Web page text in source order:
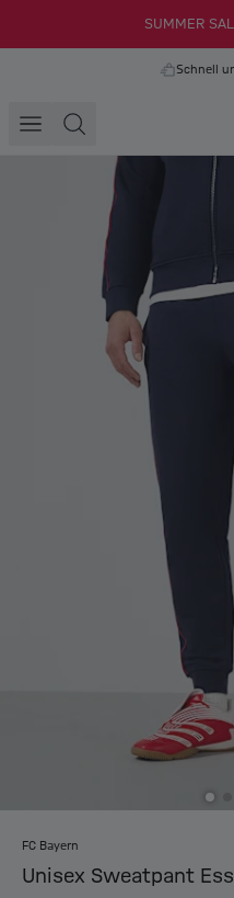
SUMMER
Schnell
FC Bayern
Unisex Sweatpant